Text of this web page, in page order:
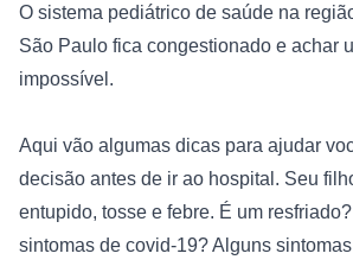
O sistema pediátrico de saúde na
São Paulo fica congestionado e achar
impossível.
Aqui vão algumas dicas para ajudar
decisão antes de ir ao hospital. Seu
entupido, tosse e febre. É um
sintomas de covid-19? Alguns